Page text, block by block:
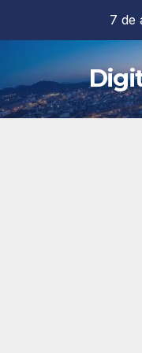
contenido
7 de